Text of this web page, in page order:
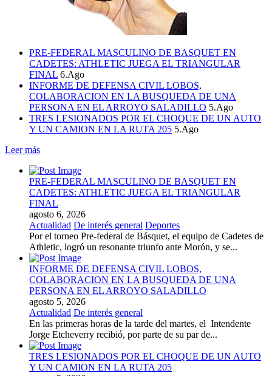
PRE-FEDERAL MASCULINO DE BASQUET EN
CADETES: ATHLETIC JUEGA EL TRIANGULAR
FINAL 6.Ago
INFORME DE DEFENSA CIVIL LOBOS,
COLABORACION EN LA BUSQUEDA DE UNA
PERSONA EN EL ARROYO SALADILLO 5.Ago
TRES LESIONADOS POR EL CHOQUE DE UN AUTO
Y UN CAMION EN LA RUTA 205 5.Ago
Leer más
PRE-FEDERAL MASCULINO DE BASQUET EN
CADETES: ATHLETIC JUEGA EL TRIANGULAR
FINAL
agosto 6, 2026
Actualidad De interés general Deportes
Por el torneo Pre-federal de Básquet, el equipo de Cadetes de
Athletic, logró un resonante triunfo ante Morón, y se...
INFORME DE DEFENSA CIVIL LOBOS,
COLABORACION EN LA BUSQUEDA DE UNA
PERSONA EN EL ARROYO SALADILLO
agosto 5, 2026
Actualidad De interés general
En las primeras horas de la tarde del martes, el Intendente
Jorge Etcheverry recibió, por parte de su par de...
TRES LESIONADOS POR EL CHOQUE DE UN AUTO
Y UN CAMION EN LA RUTA 205